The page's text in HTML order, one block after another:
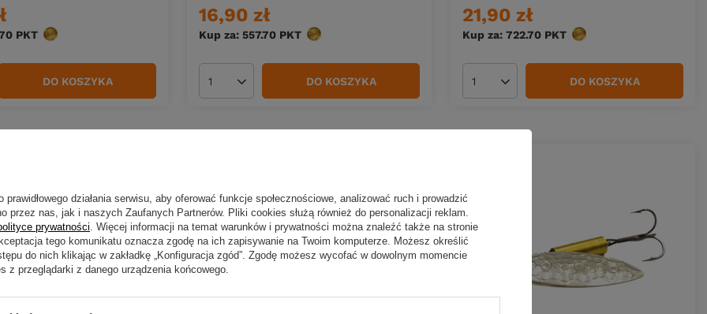
PKT punktów
DO KOSZYKA
16,90 zł
Kup za: 557.70 PKT punktów
Ilość produktów DO KOSZYKA
21,90 zł
Kup za: 722.70 PKT punktów
Ilość produktów DO KOSZYKA
działania serwisu, aby oferować funkcje społecznościowe, analizować ruch i prowadzić
przez nas, jak i naszych Zaufanych Partnerów. Pliki cookies służą również do personalizacji reklam.
prywatności. Więcej informacji na temat warunków i prywatności można znaleźć także na stronie
tego komunikatu oznacza zgodę na ich zapisywanie na Twoim komputerze. Możesz określić
do nich klikając w zakładkę „Konfiguracja zgód”. Zgodę możesz wycofać w dowolnym momencie
z przeglądarki z danego urządzenia końcowego.